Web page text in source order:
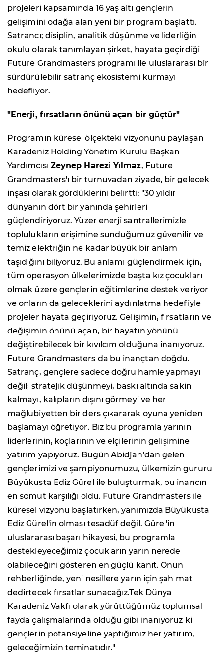
projeleri kapsamında 16 yaş altı gençlerin
gelişimini odağa alan yeni bir program başlattı.
Satrancı; disiplin, analitik düşünme ve liderliğin
okulu olarak tanımlayan şirket, hayata geçirdiği
Future Grandmasters programı ile uluslararası bir
sürdürülebilir satranç ekosistemi kurmayı
hedefliyor.
"Enerji, fırsatların önünü açan bir güçtür"
Programın küresel ölçekteki vizyonunu paylaşan
Karadeniz Holding Yönetim Kurulu Başkan
Yardımcısı Zeynep Harezi Yılmaz, Future
Grandmasters'ı bir turnuvadan ziyade, bir gelecek
inşası olarak gördüklerini belirtti: "30 yıldır
dünyanın dört bir yanında şehirleri
güçlendiriyoruz. Yüzer enerji santrallerimizle
toplulukların erişimine sunduğumuz güvenilir ve
temiz elektriğin ne kadar büyük bir anlam
taşıdığını biliyoruz. Bu anlamı güçlendirmek için,
tüm operasyon ülkelerimizde başta kız çocukları
olmak üzere gençlerin eğitimlerine destek veriyor
ve onların da geleceklerini aydınlatma hedefiyle
projeler hayata geçiriyoruz. Gelişimin, fırsatların ve
değişimin önünü açan, bir hayatın yönünü
değiştirebilecek bir kıvılcım olduğuna inanıyoruz.
Future Grandmasters da bu inançtan doğdu.
Satranç, gençlere sadece doğru hamle yapmayı
değil; stratejik düşünmeyi, baskı altında sakin
kalmayı, kalıpların dışını görmeyi ve her
mağlubiyetten bir ders çıkararak oyuna yeniden
başlamayı öğretiyor. Biz bu programla yarının
liderlerinin, koçlarının ve elçilerinin gelişimine
yatırım yapıyoruz. Bugün Abidjan'dan gelen
gençlerimizi ve şampiyonumuzu, ülkemizin gururu
Büyükusta Ediz Gürel ile buluşturmak, bu inancın
en somut karşılığı oldu. Future Grandmasters ile
küresel vizyonu başlatırken, yanımızda Büyükusta
Ediz Gürel'in olması tesadüf değil. Gürel'in
uluslararası başarı hikayesi, bu programla
destekleyeceğimiz çocukların yarın nerede
olabileceğini gösteren en güçlü kanıt. Onun
rehberliğinde, yeni nesillere yarın için şah mat
dedirtecek fırsatlar sunacağız.Tek Dünya
Karadeniz Vakfı olarak yürüttüğümüz toplumsal
fayda çalışmalarında olduğu gibi inanıyoruz ki
gençlerin potansiyeline yaptığımız her yatırım,
geleceğimizin teminatıdır."